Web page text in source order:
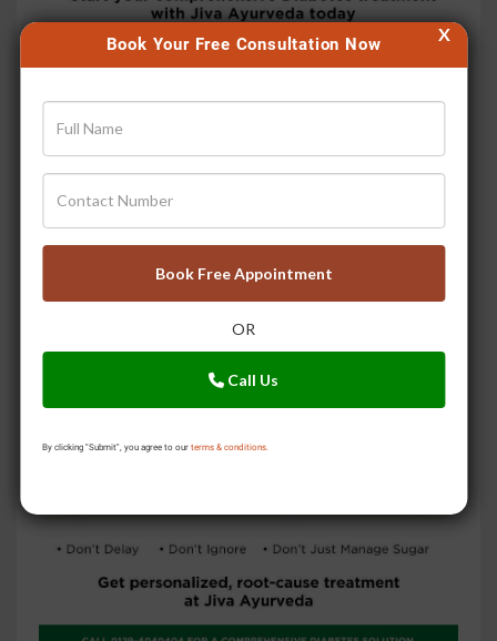
Book Your Free Consultation Now
Book Free Appointment
OR
Call Us
By clicking "Submit", you agree to our terms & conditions.
X
Do You Know The Root-cause of ?Your? Diabetes?